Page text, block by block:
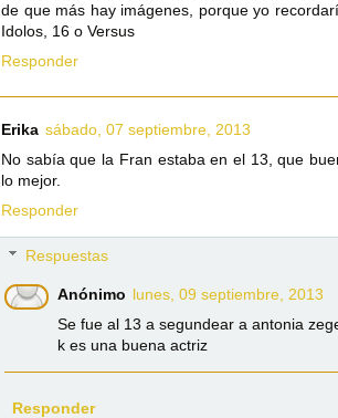
de que más hay imágenes, porque yo
Idolos, 16 o Versus
Responder
Erika sábado, 07 septiembre, 2013
No sabía que la Fran estaba en el 13, que
lo mejor.
Responder
Respuestas
Anónimo lunes, 09 septiembre, 2013
Se fue al 13 a segundear a antonia
k es una buena actriz
Responder